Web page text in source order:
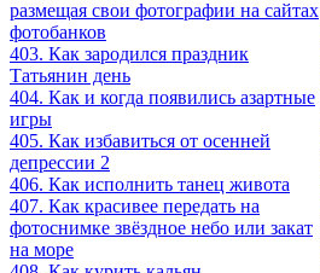
размещая свои фотографии на сайтах
фотобанков
403. Как зародился праздник
Татьянин день
404. Как и когда появились азартные
игры
405. Как избавиться от осенней
депрессии 2
406. Как исполнить танец живота
407. Как красивее передать на
фотоснимке звёздное небо или закат
на море